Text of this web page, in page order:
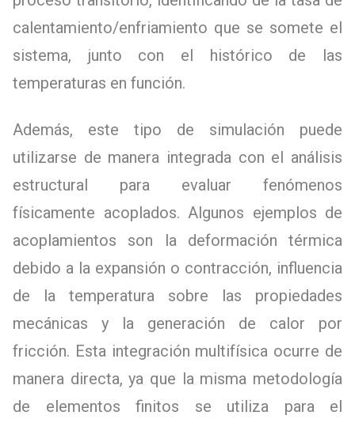
calentamiento/enfriamiento que se somete el
sistema, junto con el histórico de las
temperaturas en función.
Además, este tipo de simulación puede
utilizarse de manera integrada con el análisis
estructural para evaluar fenómenos
físicamente acoplados. Algunos ejemplos de
acoplamientos son la deformación térmica
debido a la expansión o contracción, influencia
de la temperatura sobre las propiedades
mecánicas y la generación de calor por
fricción. Esta integración multifísica ocurre de
manera directa, ya que la misma metodología
de elementos finitos se utiliza para el